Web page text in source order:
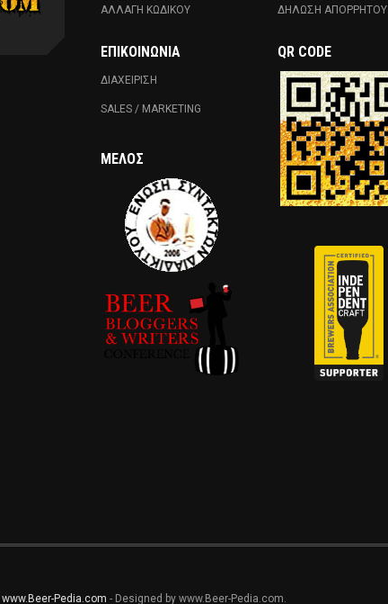
ΑΛΛΑΓΗ ΚΩΔΙΚΟΥ
ΕΠΙΚΟΙΝΩΝΊΑ
ΔΙΑΧΕΙΡΙΣΗ
SALES / MARKETING
ΜΈΛΟΣ
ΔΗΛΩΣΗ ΑΠΟΡΡΗΤΟΥ
QR CODE
www.Beer-Pedia.com - Designed by www.Beer-Pedia.com.